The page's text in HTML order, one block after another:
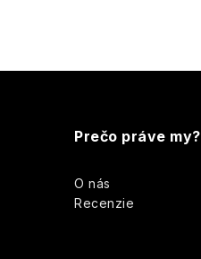
Prečo práve my?
O nás
Recenzie